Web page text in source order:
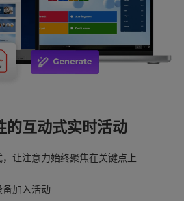
的互动式实时活动
让注意力始终聚焦在关键点上
加入活动